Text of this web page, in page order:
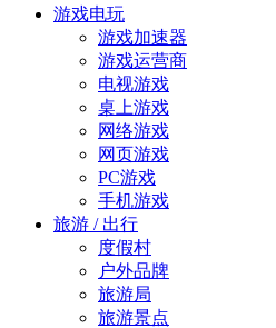
游戏电玩
游戏加速器
游戏运营商
电视游戏
桌上游戏
网络游戏
网页游戏
PC游戏
手机游戏
旅游 / 出行
度假村
户外品牌
旅游局
旅游景点